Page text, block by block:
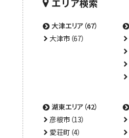
大津エリア（67）
大津市（67）
湖東エリア（42）
彦根市（13）
愛荘町（4）